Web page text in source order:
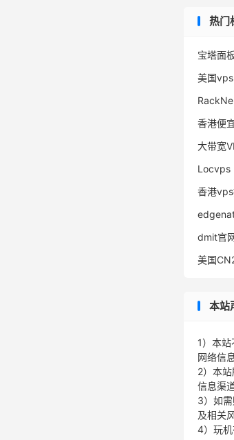
热门
宝塔面
美国vps
香港便
大带宽
Locvps
香港
dmit官
本站
1）本
网络信
2）本
信息渠
3）如
及相关
4）玩机